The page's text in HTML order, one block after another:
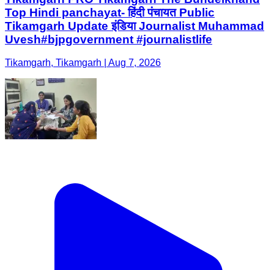
Top Hindi panchayat- हिंदी पंचायत Public
Tikamgarh Update इंडिया Journalist Muhammad
Uvesh#bjpgovernment #journalistlife
Tikamgarh, Tikamgarh | Aug 7, 2026